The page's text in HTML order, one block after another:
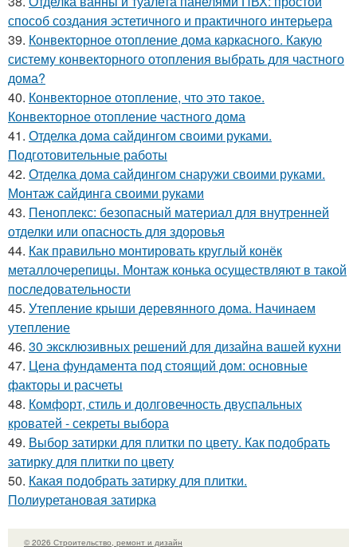
способ создания эстетичного и практичного интерьера
39. Конвекторное отопление дома каркасного. Какую
систему конвекторного отопления выбрать для частного
дома?
40. Конвекторное отопление, что это такое.
Конвекторное отопление частного дома
41. Отделка дома сайдингом своими руками.
Подготовительные работы
42. Отделка дома сайдингом снаружи своими руками.
Монтаж сайдинга своими руками
43. Пеноплекс: безопасный материал для внутренней
отделки или опасность для здоровья
44. Как правильно монтировать круглый конёк
металлочерепицы. Монтаж конька осуществляют в такой
последовательности
45. Утепление крыши деревянного дома. Начинаем
утепление
46. 30 эксклюзивных решений для дизайна вашей кухни
47. Цена фундамента под стоящий дом: основные
факторы и расчеты
48. Комфорт, стиль и долговечность двуспальных
кроватей - секреты выбора
49. Выбор затирки для плитки по цвету. Как подобрать
затирку для плитки по цвету
50. Какая подобрать затирку для плитки.
Полиуретановая затирка
© 2026 Строительство, ремонт и дизайн